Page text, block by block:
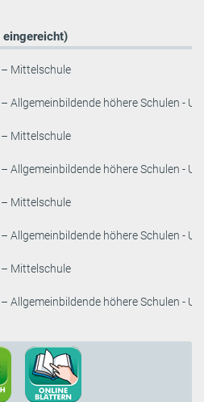
eingereicht)
Mittelschule
Allgemeinbildende höhere Schulen -
Mittelschule
Allgemeinbildende höhere Schulen -
Mittelschule
Allgemeinbildende höhere Schulen -
Mittelschule
Allgemeinbildende höhere Schulen -